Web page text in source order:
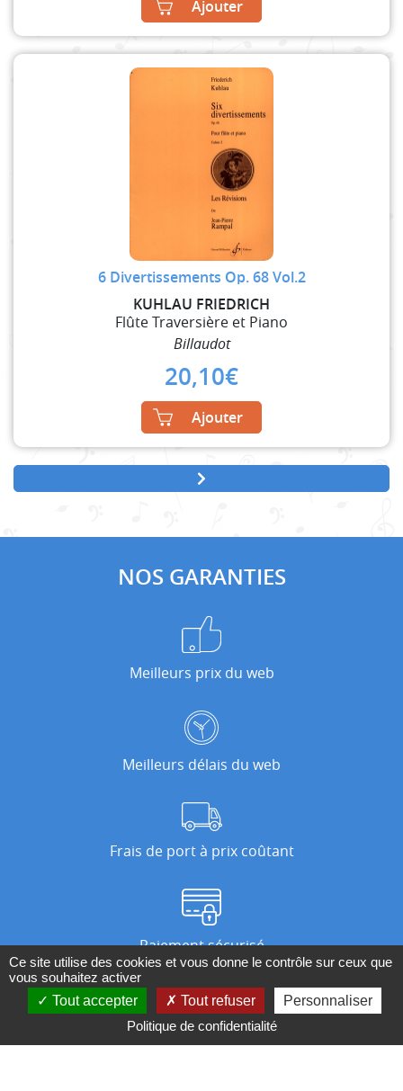
Ajouter
6 Divertissements Op. 68 Vol.2
KUHLAU FRIEDRICH
Flûte Traversière et Piano
Billaudot
20,10€
Ajouter
NOS GARANTIES
Meilleurs prix du web
Meilleurs délais du web
Frais de port à prix coûtant
Paiement sécurisé
Nos magasins
Ce site utilise des cookies et vous donne le contrôle sur ceux que
vous souhaitez activer
Tout accepter
Tout refuser
Personnaliser
Politique de confidentialité